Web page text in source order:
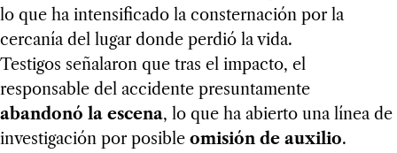
lo que ha intensificado la consternación por la
cercanía del lugar donde perdió la vida.
Testigos señalaron que tras el impacto, el
responsable del accidente presuntamente
abandonó la escena, lo que ha abierto una línea de
investigación por posible omisión de auxilio.